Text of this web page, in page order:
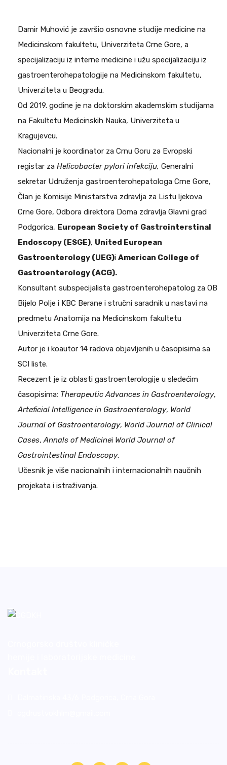
Damir Muhović je završio osnovne studije medicine na
Medicinskom fakultetu, Univerziteta Crne Gore, a
specijalizaciju iz interne medicine i užu specijalizaciju iz
gastroenterohepatologije na Medicinskom fakultetu,
Univerziteta u Beogradu.
Od 2019. godine je na doktorskim akademskim studijama
na Fakultetu Medicinskih Nauka, Univerziteta u
Kragujevcu.
Nacionalni je koordinator za Crnu Goru za Evropski
registar za Helicobacter pylori infekciju, Generalni
sekretar Udruženja gastroenterohepatologa Crne Gore,
Član je Komisije Ministarstva zdravlja za Listu ljekova
Crne Gore, Odbora direktora Doma zdravlja Glavni grad
Podgorica, European Society of Gastrointerstinal
Endoscopy (ESGE), United European
Gastroenterology (UEG)i American College of
Gastroenterology (ACG).
Konsultant subspecijalista gastroenterohepatolog za OB
Bijelo Polje i KBC Berane i stručni saradnik u nastavi na
predmetu Anatomija na Medicinskom fakultetu
Univerziteta Crne Gore.
Autor je i koautor 14 radova objavljenih u časopisima sa
SCI liste.
Recezent je iz oblasti gastroenterologije u sledećim
časopisima: Therapeutic Advances in Gastroenterology,
Arteficial Intelligence in Gastroenterology, World
Journal of Gastroenterology, World Journal of Clinical
Cases,Annals of Medicinei World Journal of
Gastrointestinal Endoscopy.
Učesnik je više nacionalnih i internacionalnih naučnih
projekata i istraživanja.